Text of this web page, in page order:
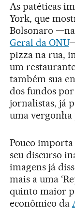
As patéticas
York, que
Bolsonaro
Geral da ONU
pizza na rua,
um
também sua
dos fundos
jornalistas, já
uma vergonha
Pouco
seu discurso
imagens já
mais a uma
quinto maior
econômico da